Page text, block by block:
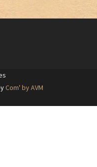
Com' by AVM